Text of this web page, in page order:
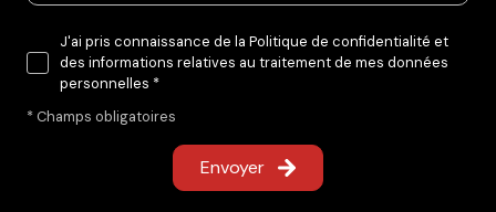
J'ai pris connaissance de la Politique de confidentialité et
des informations relatives au traitement de mes données
personnelles *
* Champs obligatoires
Envoyer